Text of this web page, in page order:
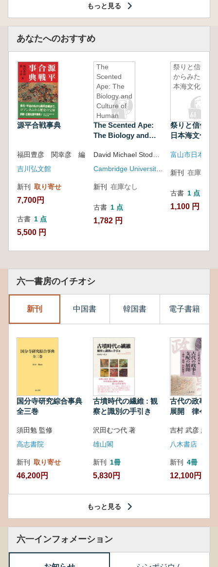
もっと見る
あなたへのおすすめ
源平合戦事典
福田豊彦 関幸彦 編
吉川弘文館
新刊 取り寄せ
7,700円
古書 1 点
5,500 円
The
Scented
Ape: The
Biology and
Culture of
Human
Odour
The Scented Ape:
The Biology and
Odour
新刊 在庫なし
古書 1 点
1,782 円
祭りと信仰
からみた日
本海文化2
祭りと信仰か
日本海文化2
新刊 在庫なし
古書 1 点
1,100 円
六一書房のイチオシ
新刊 中国書 韓国書 電子書籍
国分寺研究綜合事典
全三巻
須田勉 監修
高志書院
新刊 取り寄せ
46,200円
古墳時代の繊維 : 観
察と識別の手引き
沢田むつ代 著
雄山閣
新刊 1冊
5,830円
古代の政事と
展開 律令・
吉村 武彦 編集
八木書店
新刊 4冊
12,100円
もっと見る
六一インフォメーション